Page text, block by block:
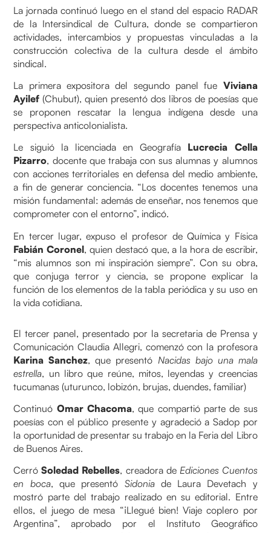
La jornada continuó luego en el stand del espacio RADAR
de la Intersindical de Cultura, donde se compartieron
actividades, intercambios y propuestas vinculadas a la
construcción colectiva de la cultura desde el ámbito
sindical.
La primera expositora del segundo panel fue Viviana
Ayilef (Chubut), quien presentó dos libros de poesías que
se proponen rescatar la lengua indígena desde una
perspectiva anticolonialista.
Le siguió la licenciada en Geografía Lucrecia Cella
Pizarro, docente que trabaja con sus alumnas y alumnos
con acciones territoriales en defensa del medio ambiente,
a fin de generar conciencia. “Los docentes tenemos una
misión fundamental: además de enseñar, nos tenemos que
comprometer con el entorno”, indicó.
En tercer lugar, expuso el profesor de Química y Física
Fabián Coronel, quien destacó que, a la hora de escribir,
“mis alumnos son mi inspiración siempre”. Con su obra,
que conjuga terror y ciencia, se propone explicar la
función de los elementos de la tabla periódica y su uso en
la vida cotidiana.
El tercer panel, presentado por la secretaria de Prensa y
Comunicación Claudia Allegri, comenzó con la profesora
Karina Sanchez, que presentó Nacidas bajo una mala
estrella, un libro que reúne, mitos, leyendas y creencias
tucumanas (uturunco, lobizón, brujas, duendes, familiar)
Continuó Omar Chacoma, que compartió parte de sus
poesías con el público presente y agradeció a Sadop por
la oportunidad de presentar su trabajo en la Feria del Libro
de Buenos Aires.
Cerró Soledad Rebelles, creadora de Ediciones Cuentos
en boca, que presentó Sidoniade Laura Devetach y
mostró parte del trabajo realizado en su editorial. Entre
ellos, el juego de mesa “¡Llegué bien! Viaje coplero por
Argentina”, aprobado por el Instituto Geográfico